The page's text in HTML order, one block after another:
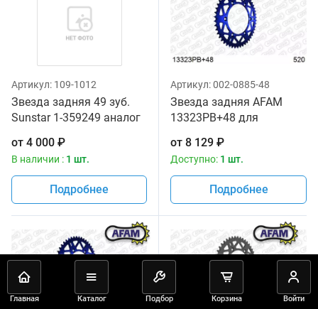
Артикул: 109-1012
Звезда задняя 49 зуб.
Sunstar 1-359249 аналог
от 4 000 ₽
В наличии : 1 шт.
Подробнее
Артикул:002-0885-48
Звезда задняя AFAM
13323PB+48 для
от 8 129 ₽
Доступно: 1 шт.
Подробнее
Главная Каталог Подбор Корзина Войти